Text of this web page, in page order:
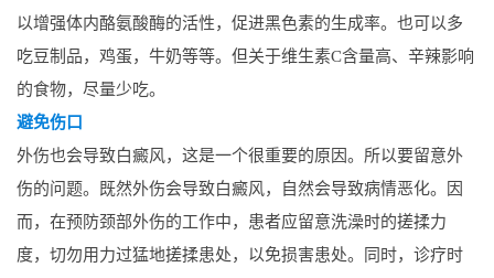
以增强体内酪氨酸酶的活性，促进黑色素的生成率。也可以多
吃豆制品，鸡蛋，牛奶等等。但关于维生素C含量高、辛辣影响
的食物，尽量少吃。
避免伤口
外伤也会导致白癜风，这是一个很重要的原因。所以要留意外
伤的问题。既然外伤会导致白癜风，自然会导致病情恶化。因
而，在预防颈部外伤的工作中，患者应留意洗澡时的搓揉力
度，切勿用力过猛地搓揉患处，以免损害患处。同时，诊疗时